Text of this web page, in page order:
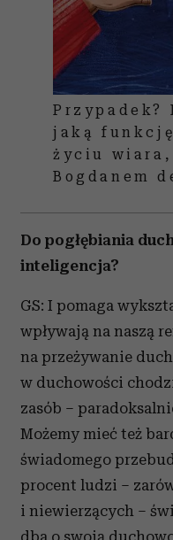
Przypadek?
jaką funkcję
życiu
Bogdanem
Do pogłębiania
inteligencja?
GS: I pomaga
wpływają na naszą
na przeżywanie
w duchowości
zasób –
Możemy mieć też
świadomego
procent ludzi –
i niewierzących –
dba o swoją